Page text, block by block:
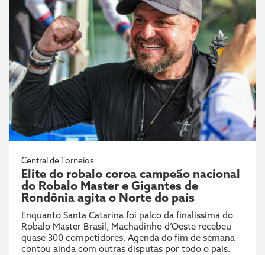
Central de Torneios
Elite do robalo coroa campeão nacional
do Robalo Master e Gigantes de
Rondônia agita o Norte do país
Enquanto Santa Catarina foi palco da finalíssima do
Robalo Master Brasil, Machadinho d’Oeste recebeu
quase 300 competidores. Agenda do fim de semana
contou ainda com outras disputas por todo o país.